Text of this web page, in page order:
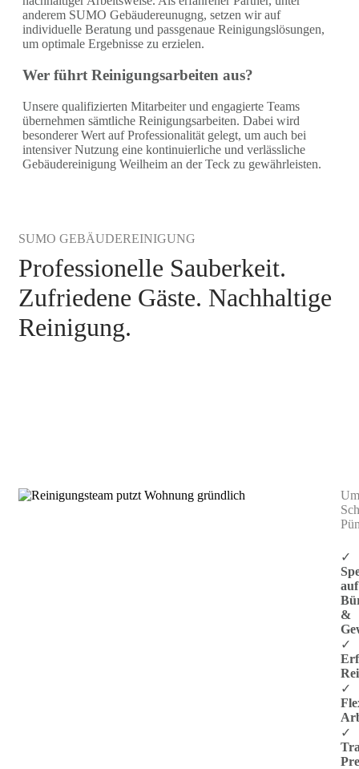
anderem SUMO Gebäudereunugng, setzen wir auf
individuelle Beratung und passgenaue Reinigungslösungen,
um optimale Ergebnisse zu erzielen.
Wer führt Reinigungsarbeiten aus?
Unsere qualifizierten Mitarbeiter und engagierte Teams
übernehmen sämtliche Reinigungsarbeiten. Dabei wird
besonderer Wert auf Professionalität gelegt, um auch bei
intensiver Nutzung eine kontinuierliche und verlässliche
Gebäudereinigung Weilheim an der Teck zu gewährleisten.
SUMO GEBÄUDEREINIGUNG
Professionelle Sauberkeit.
Zufriedene Gäste. Nachhaltige
Reinigung.
✓
auf
&
✓
✓
✓